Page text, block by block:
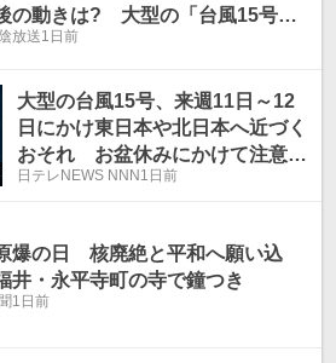
の動きは? 大型の「台風15号
ンホン）」は東日本〜北日本に接
ュレーション【気象庁6日10時45
】
放送1日前
大型の台風15号、来週11日～12
日にかけ東日本や北日本へ近づく
おそれ お盆休みにかけて注意が
必要
日テレNEWS NNN1日前
爆の日 核廃絶と平和へ願い込
・永平寺町の寺で鐘つき
1日前